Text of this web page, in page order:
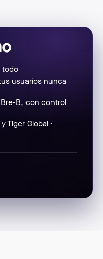
todo
usuarios nunca
B, con control
Tiger Global ·